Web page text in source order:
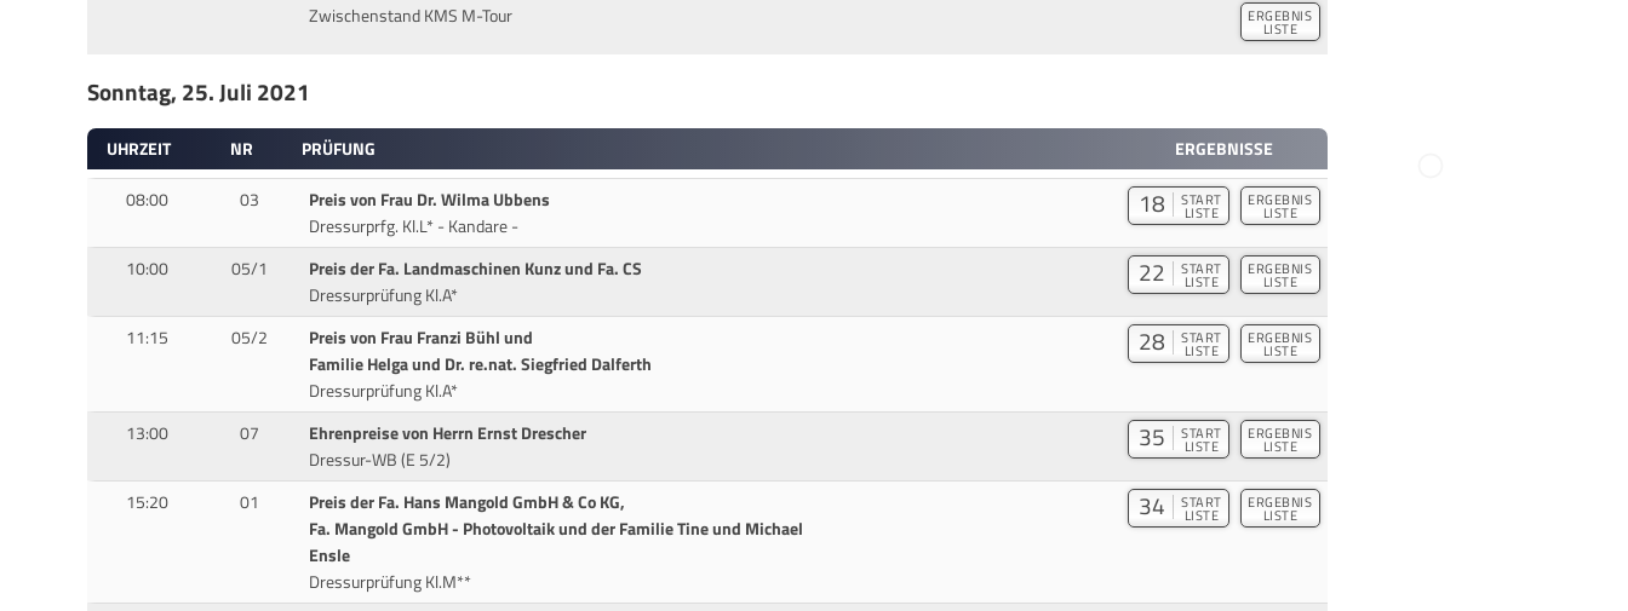
Zwischenstand KMS M-Tour ERGEBNIS
LISTE
Sonntag, 25. Juli 2021
UHRZEIT NR PRÜFUNG
ERGEBNISSE
08:00
03
Preis von Frau Dr. Wilma Ubbens
Dressurprfg. Kl.L* - Kandare -
18 START
LISTE
ERGEBNIS
LISTE
10:00 05/1
Preis der Fa. Landmaschinen Kunz und Fa. CS
Dressurprüfung Kl.A*
22 START
LISTE
ERGEBNIS
LISTE
11:15 05/2
Preis von Frau Franzi Bühl und
Familie Helga und Dr. re.nat. Siegfried Dalferth
Dressurprüfung Kl.A*
28 START
LISTE
ERGEBNIS
LISTE
13:00 07
Ehrenpreise von Herrn Ernst Drescher
Dressur-WB (E 5/2)
35 START
LISTE
ERGEBNIS
LISTE
15:20 01
Preis der Fa. Hans Mangold GmbH & Co KG,
Fa. Mangold GmbH - Photovoltaik und der Familie Tine und Michael
Ensle
Dressurprüfung Kl.M**
34 START
LISTE
ERGEBNIS
LISTE